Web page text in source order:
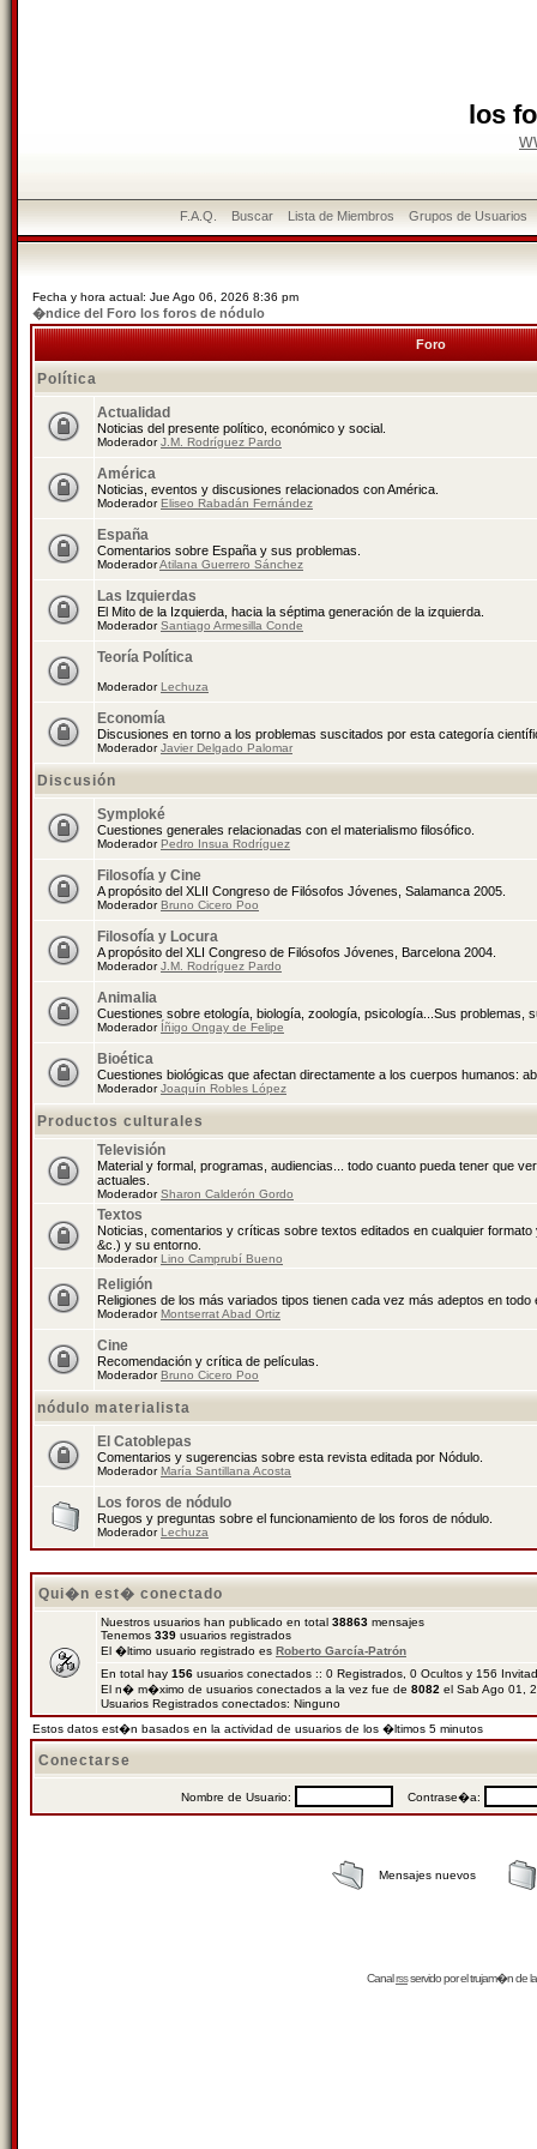
los
F.A.Q. Buscar Lista de Miembros Grupos de Usuarios
Fecha y hora actual: Jue Ago 06, 2026 8:36 pm
�ndice del Foro los foros de nódulo
Foro
Política
Actualidad
Noticias del presente político, económico y social.
ModeradorJ.M. Rodríguez Pardo
América
Noticias, eventos y discusiones relacionados con América.
ModeradorEliseo Rabadán Fernández
España
Comentarios sobre España y sus problemas.
ModeradorAtilana Guerrero Sánchez
Las Izquierdas
El Mito de la Izquierda, hacia la séptima generación de la izquierda.
ModeradorSantiago Armesilla Conde
Teoría Política
ModeradorLechuza
Economía
Discusiones en torno a los problemas suscitados por esta categoría
ModeradorJavier Delgado Palomar
Discusión
Symploké
Cuestiones generales relacionadas con el materialismo filosófico.
ModeradorPedro Insua Rodríguez
Filosofía y Cine
A propósito del XLII Congreso de Filósofos Jóvenes, Salamanca 2005.
ModeradorBruno Cicero Poo
Filosofía y Locura
A propósito del XLI Congreso de Filósofos Jóvenes, Barcelona 2004.
ModeradorJ.M. Rodríguez Pardo
Animalia
Cuestiones sobre etología, biología, zoología, psicología...Sus problemas,
Moderador Íñigo Ongay de Felipe
Bioética
Cuestiones biológicas que afectan directamente a los cuerpos humanos:
ModeradorJoaquín Robles López
Productos culturales
Televisión
Material y formal, programas, audiencias... todo cuanto pueda tener que
actuales.
ModeradorSharon Calderón Gordo
Textos
Noticias, comentarios y críticas sobre textos editados en cualquier
&c.) y su entorno.
ModeradorLino Camprubí Bueno
Religión
Religiones de los más variados tipos tienen cada vez más adeptos en todo
ModeradorMontserrat Abad Ortiz
Cine
Recomendación y crítica de películas.
ModeradorBruno Cicero Poo
nódulo materialista
El Catoblepas
Comentarios y sugerencias sobre esta revista editada por Nódulo.
ModeradorMaría Santillana Acosta
Los foros de nódulo
Ruegos y preguntas sobre el funcionamiento de los foros de nódulo.
ModeradorLechuza
Qui�n est� conectado
Nuestros usuarios han publicado en total 38863 mensajes
Tenemos 339 usuarios registrados
El �ltimo usuario registrado es Roberto García-Patrón
En total hay 156 usuarios conectados :: 0 Registrados, 0 Ocultos y 156
El n� m�ximo de usuarios conectados a la vez fue de 8082 el Sab Ago 01,
Usuarios Registrados conectados: Ninguno
Estos datos est�n basados en la actividad de usuarios de los �ltimos 5 minutos
Conectarse
Nombre de Usuario: Contrase�a:
Mensajes nuevos
Canalrssservido por eltrujam�nde